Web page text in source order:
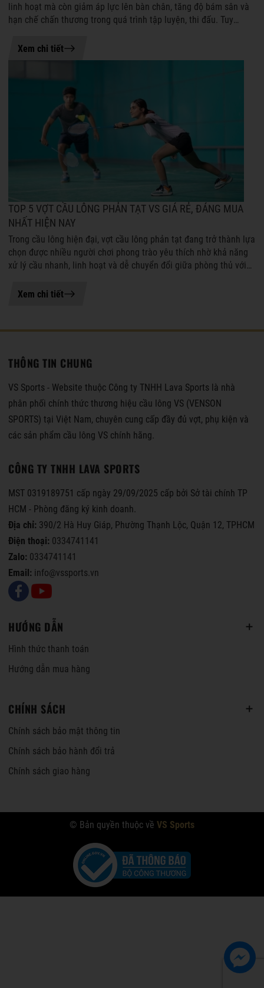
20-07-2026 15:49
linh hoạt mà còn giảm áp lực lên bàn chân, tăng độ bám sân và
hạn chế chấn thương trong quá trình tập luyện, thi đấu. Tuy
Xem chi tiết
21-07-2026 11:04
TOP 5 VỢT CẦU LÔNG PHẢN TẠT VS GIÁ RẺ, ĐÁNG MUA
NHẤT HIỆN NAY
Trong cầu lông hiện đại, vợt cầu lông phản tạt đang trở thành lựa
chọn được nhiều người chơi phong trào yêu thích nhờ khả năng
xử lý cầu nhanh, linh hoạt và dễ chuyển đổi giữa phòng thủ với
Xem chi tiết
THÔNG TIN CHUNG
VS Sports - Website thuộc Công ty TNHH Lava Sports là nhà
phân phối chính thức thương hiệu cầu lông VS (VENSON
SPORTS) tại Việt Nam, chuyên cung cấp đầy đủ vợt, phụ kiện và
các sản phẩm cầu lông VS chính hãng.
CÔNG TY TNHH LAVA SPORTS
MST 0319189751 cấp ngày 29/09/2025 cấp bởi Sở tài chính TP
HCM - Phòng đăng ký kinh doanh.
Địa chỉ: 390/2 Hà Huy Giáp, Phường Thạnh Lộc, Quận 12, TPHCM
Điện thoại: 0334741141
Zalo: 0334741141
Email: info@vssports.vn
HƯỚNG DẪN
Hình thức thanh toán
Hướng dẫn mua hàng
CHÍNH SÁCH
Chính sách bảo mật thông tin
Chính sách bảo hành đổi trả
Chính sách giao hàng
© Bản quyền thuộc về VS Sports